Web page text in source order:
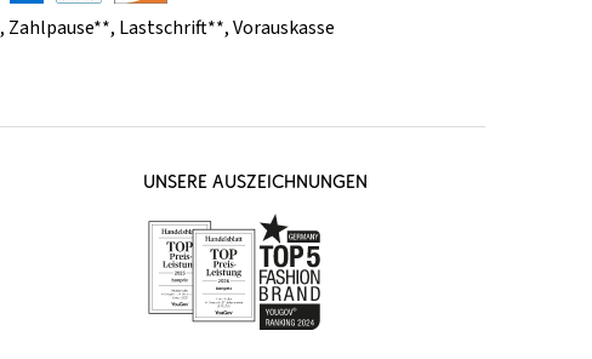
, Zahlpause**, Lastschrift**,Vorauskasse
UNSERE AUSZEICHNUNGEN